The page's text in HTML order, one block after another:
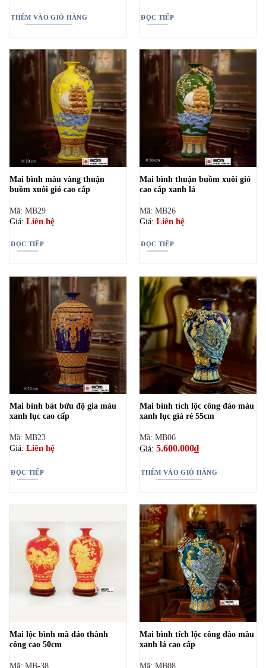
THÊM VÀO GIỎ HÀNG ĐỌC TIẾP
Mai bình màu vàng thuận
buồm xuôi gió cao cấp
Mã: MB29
Giá: Liên hệ
ĐỌC TIẾP
Mai bình thuận buồm xuôi gió
cao cấp xanh lá
Mã: MB26
Giá: Liên hệ
ĐỌC TIẾP
Mai bình bát bửu độ gia màu
xanh lục cao cấp
Mã: MB23
Giá: Liên hệ
ĐỌC TIẾP
Mai bình tích lộc công đào màu
xanh lục giá rẻ 55cm
Mã: MB06
Giá: 5.600.000₫
THÊM VÀO GIỎ HÀNG
Mai lộc bình mã đáo thành
công cao 50cm
Mã: MB-38
Mai bình tích lộc công đào màu
xanh lá cao cấp
Mã: MB08